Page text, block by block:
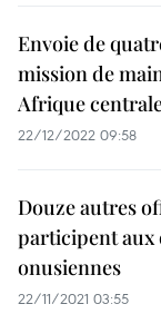
Envoie de
mission de
Afrique
22/12/2022 09:58
Douze autres
participent aux
onusiennes
22/11/2021 03:55